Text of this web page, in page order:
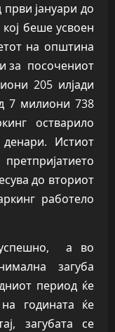
јануари до
беше усвоен
на општина
за посочениот
205 илјади
7 милиони 738
остварило
Истиот
до вториот
работело
а во
загуба
период ќе
годината ќе
загубата се